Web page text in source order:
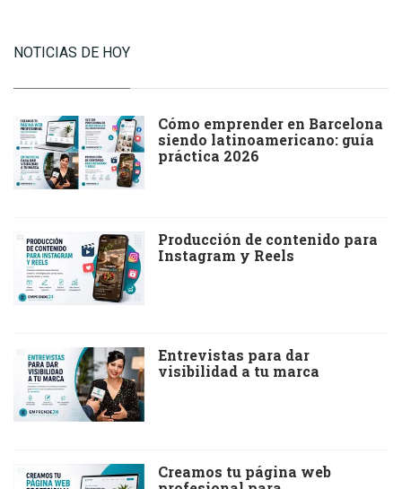
NOTICIAS DE HOY
Cómo emprender en Barcelona
siendo latinoamericano: guía
práctica 2026
Producción de contenido para
Instagram y Reels
Entrevistas para dar
visibilidad a tu marca
Creamos tu página web